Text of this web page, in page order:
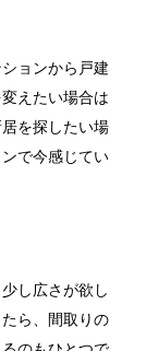
ョンから戸建
えたい場合は
を探したい場
で今感じてい
し広さが欲し
ら、間取りの